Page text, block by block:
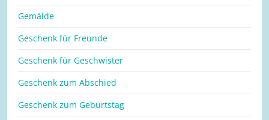
Gemälde
Geschenk für Freunde
Geschenk für Geschwister
Geschenk zum Abschied
Geschenk zum Geburtstag